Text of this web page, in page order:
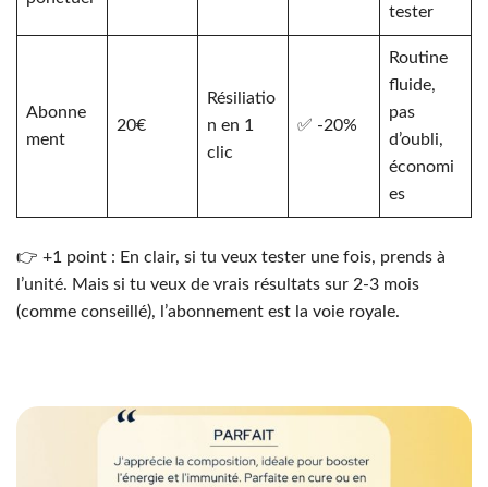
tester
Abonne
ment
20€
Résiliatio
n en 1
clic
✅ -20%
Routine
fluide,
pas
d’oubli,
économi
es
👉 +1 point : En clair, si tu veux tester une fois, prends à
l’unité. Mais si tu veux de vrais résultats sur 2-3 mois
(comme conseillé), l’abonnement est la voie royale.